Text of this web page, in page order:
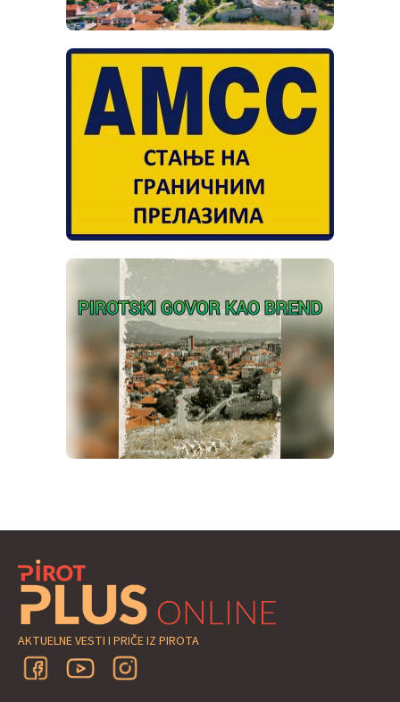
AKTUELNE VESTI I PRIČE IZ PIROTA